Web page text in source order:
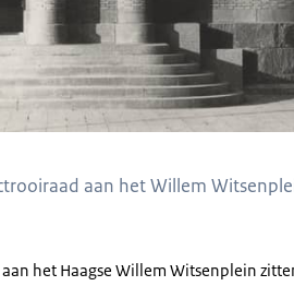
aan het Willem
het Haagse Willem Witsenplein